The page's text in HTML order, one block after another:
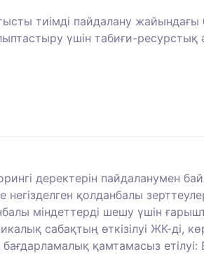
тиімді пайдалану жайындағы
үшін табиғи-ресурстық
деректерін пайдаланумен
қолданбалы
міндеттерді шешу үшін
сабақтың өткізілуі ЖК-ді,
қамтамасыз етілуі: